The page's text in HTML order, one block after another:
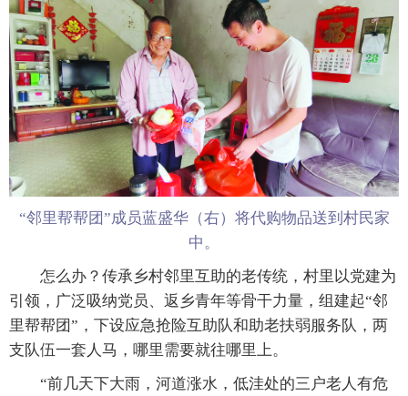
“邻里帮帮团”成员蓝盛华（右）将代购物品送到村民家
中。
怎么办？传承乡村邻里互助的老传统，村里以党建为
引领，广泛吸纳党员、返乡青年等骨干力量，组建起“邻
里帮帮团”，下设应急抢险互助队和助老扶弱服务队，两
支队伍一套人马，哪里需要就往哪里上。
“前几天下大雨，河道涨水，低洼处的三户老人有危